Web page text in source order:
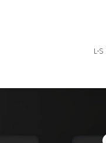
L-